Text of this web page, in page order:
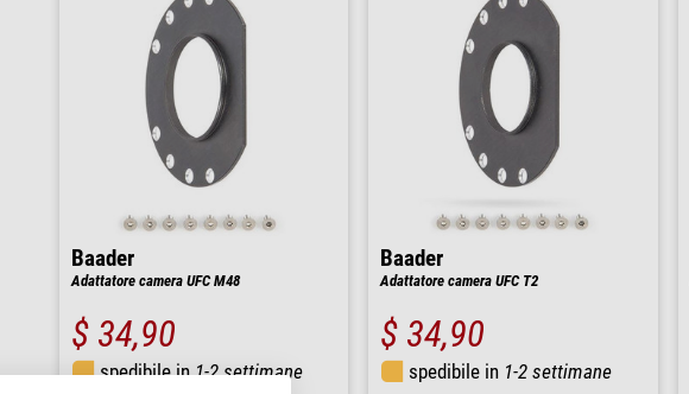
Baader
Adattatore camera UFC M48
$ 34,90
spedibile in1-2 settimane
Baader
Adattatore camera UFC T2
$ 34,90
spedibile in 1-2 settimane